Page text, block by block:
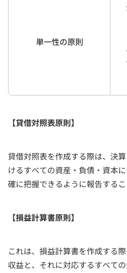
単一性の原則
【貸借対照表原則】
貸借対照表を作成する際は、決
けるすべての資産・負債・資本
確に把握できるように報告するこ
【損益計算書原則】
これは、損益計算書を作成する
収益と、それに対応するすべて